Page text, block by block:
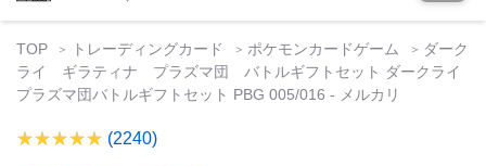
TOP トレーディングカード ポケモンカードゲーム
ダーク
ライ ギラティナ プラズマ団 バトルギフトセット ダークライ
プラズマ団バトルギフトセット PBG 005/016 - メルカリ
(2240)